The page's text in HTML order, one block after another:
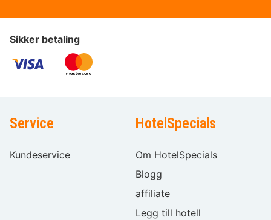
Sikker betaling
Service
Kundeservice
HotelSpecials
Om HotelSpecials
Blogg
affiliate
Legg till hotell